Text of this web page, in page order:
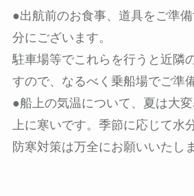
●出航前のお食事、道具をご準
分にございます。
駐車場等でこれらを行うと近隣
すので、なるべく乗船場でご準
●船上の気温について、夏は大
上に寒いです。季節に応じて水
防寒対策は万全にお願いいたし